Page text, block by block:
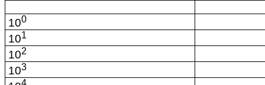
100
101
102
103
4